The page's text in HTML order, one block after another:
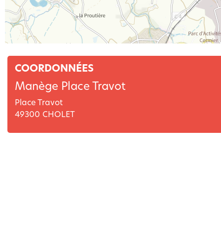
COORDONNÉES
Manège Place Travot
Place Travot
49300 CHOLET